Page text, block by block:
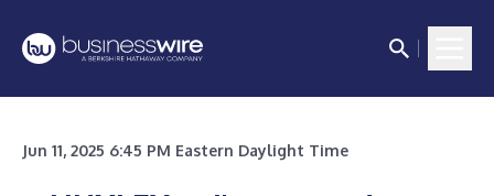
Jun 11, 2025 6:45 PM Eastern Daylight Time